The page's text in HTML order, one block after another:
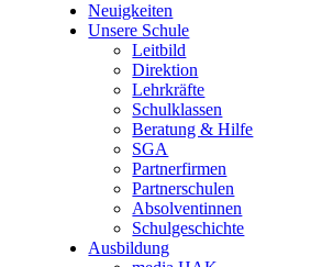
Neuigkeiten
Unsere Schule
Leitbild
Direktion
Lehrkräfte
Schulklassen
Beratung & Hilfe
SGA
Partnerfirmen
Partnerschulen
Absolventinnen
Schulgeschichte
Ausbildung